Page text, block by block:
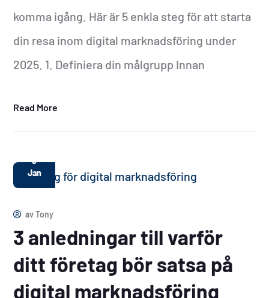
komma igång. Här är 5 enkla steg för att starta
din resa inom digital marknadsföring under
2025. 1. Definiera din målgrupp Innan
Read More
8
Jan
avTony
3 anledningar till varför
ditt företag bör satsa på
digital marknadsföring